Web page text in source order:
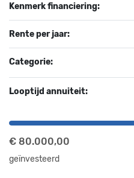
Kenmerk financiering:
Rente per jaar:
Categorie:
Looptijd annuiteit:
€ 80.000,00
geïnvesteerd